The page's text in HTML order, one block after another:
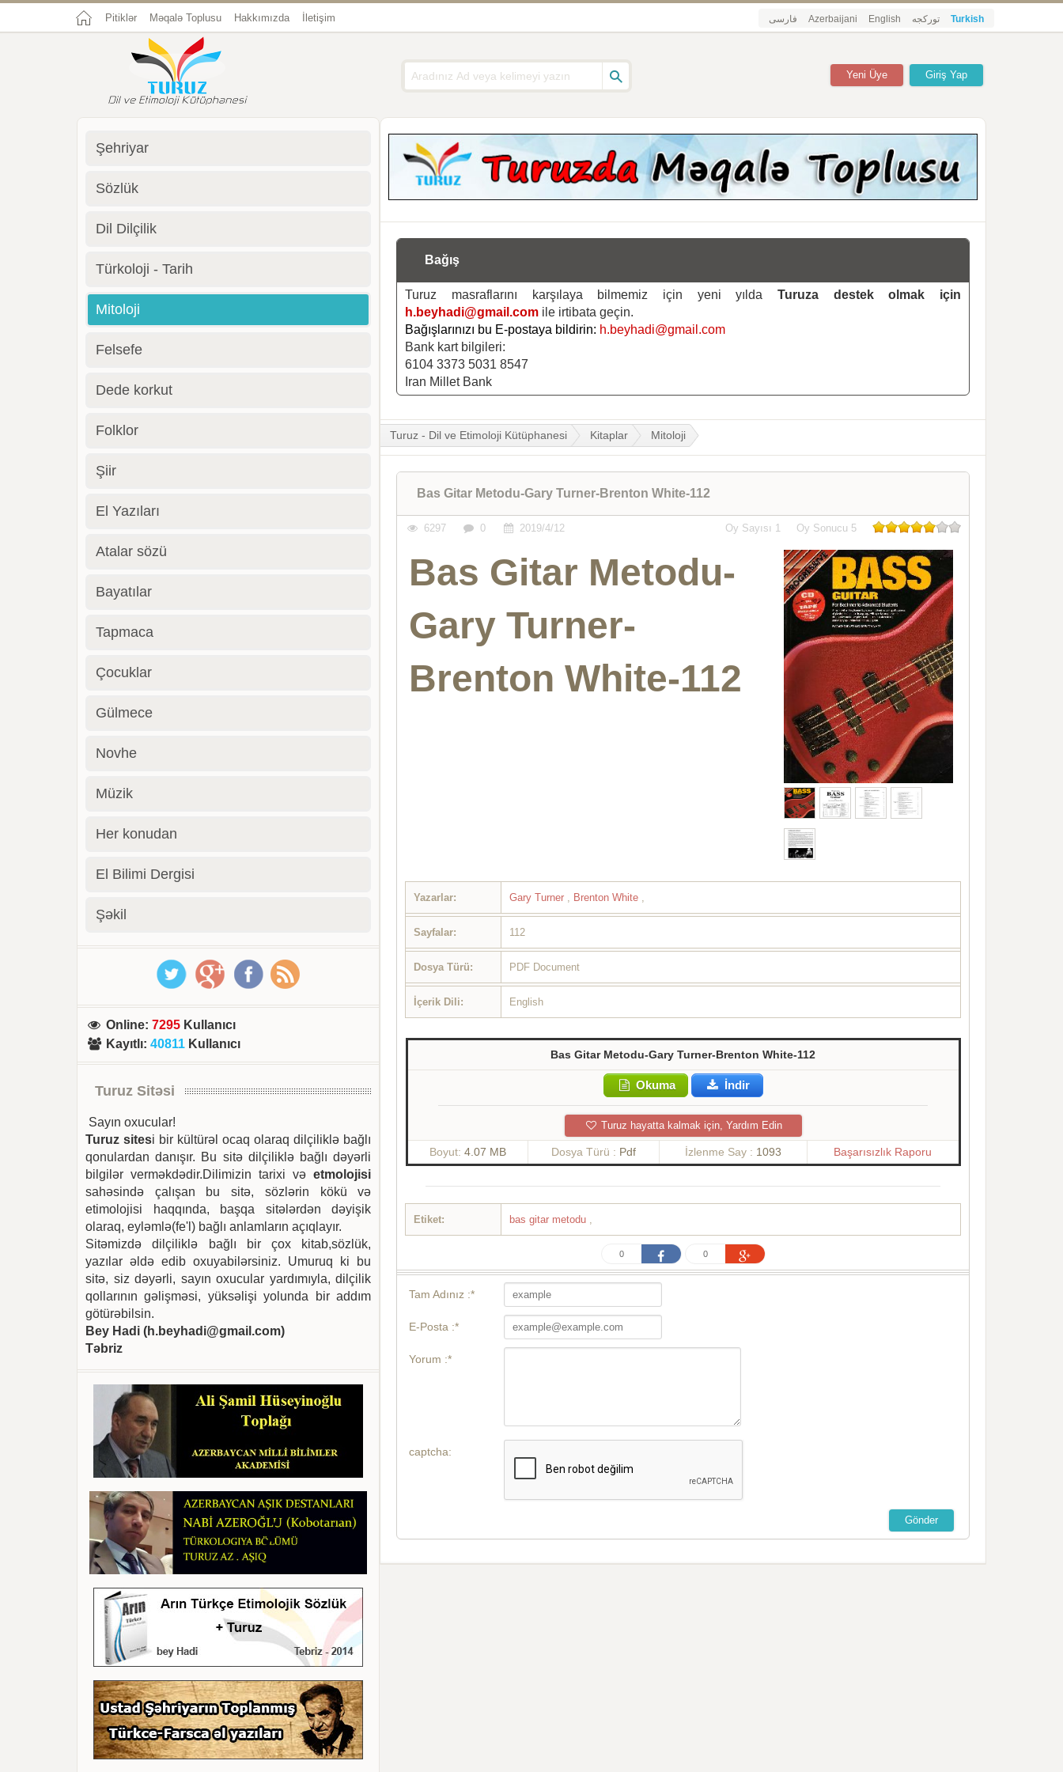
Pitiklər Məqalə Toplusu Hakkımızda İletişim فارسی Azerbaijani English تورکجه Turkish
Giriş Yap
Yeni Üye
Bağış
Turuz masraflarını karşılaya bilmemiz için yeni yıldaTuruza destek olmak için
h.beyhadi@gmail.com ile irtibata geçin.
Bağışlarınızı bu E-postaya bildirin: h.beyhadi@gmail.com
Bank kart bilgileri:
6104 3373 5031 8547
Iran Millet Bank
Turuz - Dil ve Etimoloji Kütüphanesi Kitaplar Mitoloji
Bas Gitar Metodu-Gary Turner-Brenton White-112
6297 0 2019/4/12 Oy Sayısı 1 Oy Sonucu 5
Bas Gitar Metodu-
Gary Turner-
Brenton White-112
Yazarlar: Gary Turner , Brenton White ,
Sayfalar: 112
Dosya Türü: PDF Document
İçerik Dili: English
Bas Gitar Metodu-Gary Turner-Brenton White-112
Okuma İndir
Turuz hayatta kalmak için, Yardım Edin
Boyut: 4.07 MB Dosya Türü : Pdf İzlenme Say : 1093 Başarısızlık Raporu
Etiket: bas gitar metodu ,
0 0
Tam Adınız :*
E-Posta :*
Yorum :*
captcha:
Şehriyar
Sözlük
Dil Dilçilik
Türkoloji - Tarih
Mitoloji
Felsefe
Dede korkut
Folklor
Şiir
El Yazıları
Atalar sözü
Bayatılar
Tapmaca
Çocuklar
Gülmece
Novhe
Müzik
Her konudan
El Bilimi Dergisi
Şəkil
Online:7295 Kullanıcı
Kayıtlı:40811 Kullanıcı
Turuz Sitəsi
Sayın oxucular!
Turuz sitesi bir kültürəl ocaq olaraq dilçiliklə bağlı
qonulardan danışır. Bu sitə dilçiliklə bağlı dəyərli
bilgilər verməkdədir.Dilimizin tarixi vəetmolojisi
sahəsində çalışan bu sitə, sözlərin kökü və
etimolojisi haqqında, başqa sitələrdən dəyişik
olaraq, eyləmlə(fe'l) bağlı anlamların açıqlayır.
Sitəmizdə dilçiliklə bağlı bir çox kitab,sözlük,
yazılar əldə edib oxuyabilərsiniz. Umuruq ki bu
sitə, siz dəyərli, sayın oxucular yardımıyla, dilçilik
qollarının gəlişməsi, yüksəlişi yolunda bir addım
götürəbilsin.
Bey Hadi (h.beyhadi@gmail.com)
Təbriz